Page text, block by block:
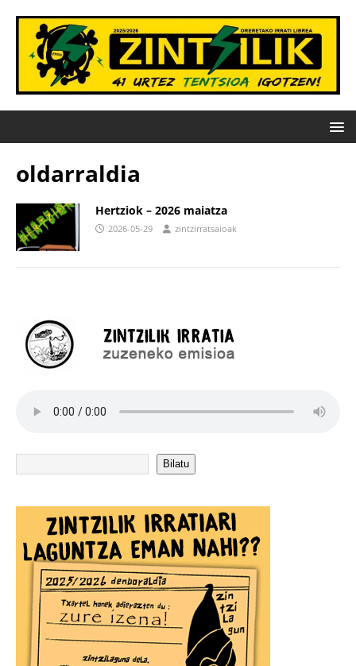
oldarraldia
Hertziok – 2026 maiatza
2026-05-29 zintzirratsaioak
Bilatu